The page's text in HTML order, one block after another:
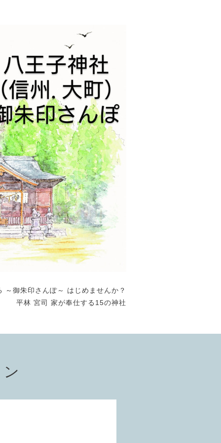
～御朱印さんぽ～ はじめませんか？
平林 宮司 家が奉仕する15の神社